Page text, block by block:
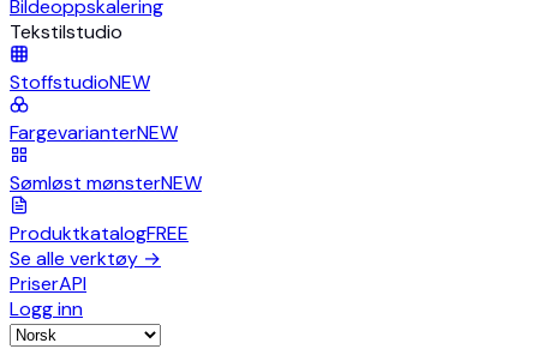
Bildeoppskalering
Tekstilstudio
StoffstudioNEW
FargevarianterNEW
Sømløst mønsterNEW
ProduktkatalogFREE
Se alle verktøy →
PriserAPI
Logg inn